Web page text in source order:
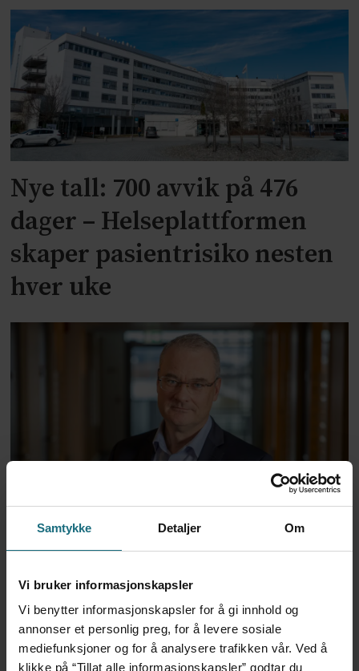
Samtykke Detaljer Om
Vi bruker informasjonskapsler
Vi benytter informasjonskapsler for å gi innhold og
annonser et personlig preg, for å levere sosiale
mediefunksjoner og for å analysere trafikken vår. Ved å
klikke på “Tillat alle informasjonskapsler” godtar du
Nye tall: 700 avvik på 476
dager – Helseplattformen
skaper pasientrisiko nesten
hver uke
Helseplattformen – spørsmålet
er ikke prislappen, men
ANNONSE KUN FOR HELSEPERSONELL